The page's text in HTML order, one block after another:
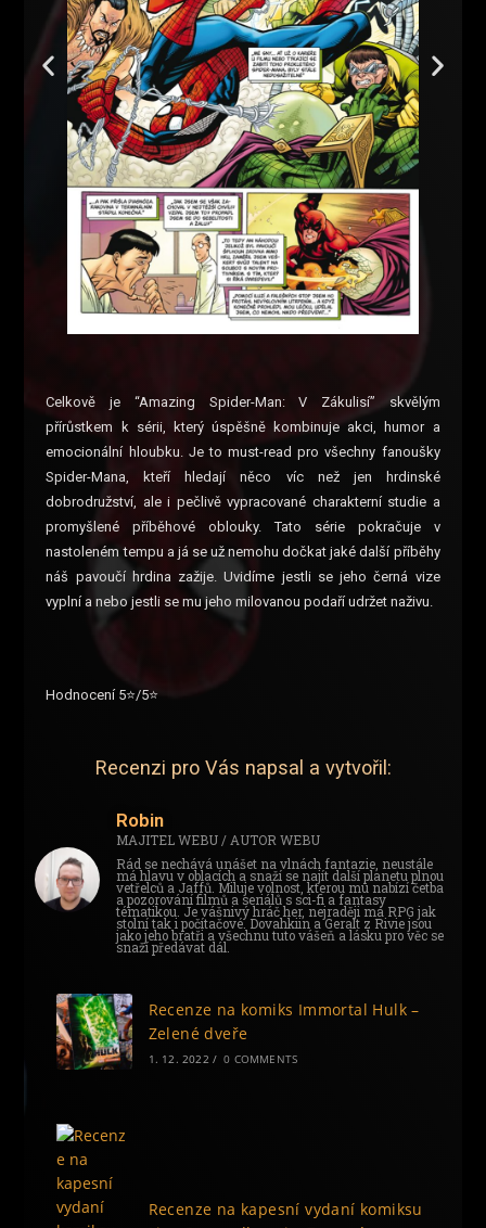
Celkově je “Amazing Spider-Man: V Zákulisí” skvělým
přírůstkem k sérii, který úspěšně kombinuje akci, humor a
emocionální hloubku. Je to must-read pro všechny fanoušky
Spider-Mana, kteří hledají něco víc než jen hrdinské
dobrodružství, ale i pečlivě vypracované charakterní studie a
promyšlené příběhové oblouky. Tato série pokračuje v
nastoleném tempu a já se už nemohu dočkat jaké další příběhy
náš pavoučí hrdina zažije. Uvidíme jestli se jeho černá vize
vyplní a nebo jestli se mu jeho milovanou podaří udržet naživu.
Hodnocení 5⭐/5⭐
Recenzi pro Vás napsal a vytvořil:
Robin
MAJITEL WEBU / AUTOR WEBU
Rád se nechává unášet na vlnách fantazie, neustále
má hlavu v oblacích a snaží se najít další planetu plnou
vetřelců a Jaffů. Miluje volnost, kterou mu nabízí četba
a pozorování filmů a seriálů s sci-fi a fantasy
tématikou. Je vášnivý hráč her, nejraději má RPG jak
stolní tak i počítačové. Dovahkiin a Geralt z Rivie jsou
jako jeho bratři a všechnu tuto vášeň a lásku pro věc se
snaží předávat dál.
Recenze na komiks Immortal Hulk –
Zelené dveře
1. 12. 2022 / 0 COMMENTS
Recenze na kapesní vydaní komiksu